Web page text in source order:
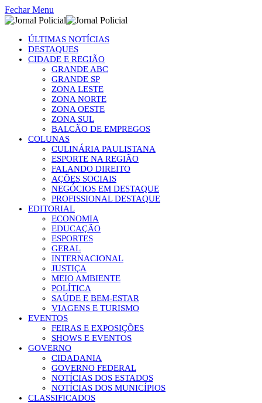
Fechar Menu
ÚLTIMAS NOTÍCIAS
DESTAQUES
CIDADE E REGIÃO
GRANDE ABC
GRANDE SP
ZONA LESTE
ZONA NORTE
ZONA OESTE
ZONA SUL
BALCÃO DE EMPREGOS
COLUNAS
CULINÁRIA PAULISTANA
ESPORTE NA REGIÃO
FALANDO DIREITO
AÇÕES SOCIAIS
NEGÓCIOS EM DESTAQUE
PROFISSIONAL DESTAQUE
EDITORIAL
ECONOMIA
EDUCAÇÃO
ESPORTES
GERAL
INTERNACIONAL
JUSTIÇA
MEIO AMBIENTE
POLÍTICA
SAÚDE E BEM-ESTAR
VIAGENS E TURISMO
EVENTOS
FEIRAS E EXPOSIÇÕES
SHOWS E EVENTOS
GOVERNO
CIDADANIA
GOVERNO FEDERAL
NOTÍCIAS DOS ESTADOS
NOTÍCIAS DOS MUNICÍPIOS
CLASSIFICADOS